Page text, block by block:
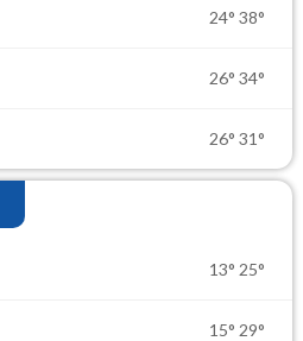
24° 38°
26° 34°
26° 31°
13° 25°
15° 29°